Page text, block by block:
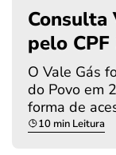
Consulta
pelo
O Vale Gás
do Povo em
forma de
10 min Leitura